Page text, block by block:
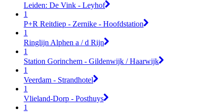
Leiden: De Vink - Leyhof
1
P+R Reitdiep - Zernike - Hoofdstation
1
Ringlijn Alphen a / d Rijn
1
Station Gorinchem - Gildenwijk / Haarwijk
1
Veerdam - Strandhotel
1
Vlieland-Dorp - Posthuys
1